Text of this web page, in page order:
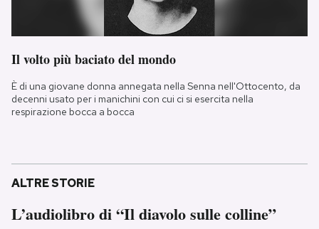
Il volto più baciato del mondo
È di una giovane donna annegata nella Senna nell'Ottocento, da
decenni usato per i manichini con cui ci si esercita nella
respirazione bocca a bocca
ALTRE STORIE
L’audiolibro di “Il diavolo sulle colline”